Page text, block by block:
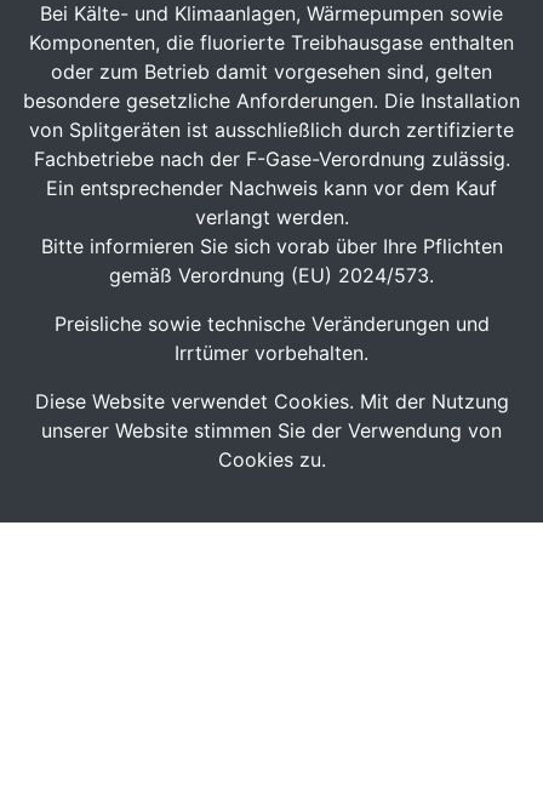
Bei Kälte- und Klimaanlagen, Wärmepumpen sowie
Komponenten, die fluorierte Treibhausgase enthalten
oder zum Betrieb damit vorgesehen sind, gelten
besondere gesetzliche Anforderungen. Die Installation
von Splitgeräten ist ausschließlich durch zertifizierte
Fachbetriebe nach der F-Gase-Verordnung zulässig.
Ein entsprechender Nachweis kann vor dem Kauf
verlangt werden.
Bitte informieren Sie sich vorab über Ihre Pflichten
gemäß Verordnung (EU) 2024/573.
Preisliche sowie technische Veränderungen und
Irrtümer vorbehalten.
Diese Website verwendet Cookies. Mit der Nutzung
unserer Website stimmen Sie der Verwendung von
Cookies zu.